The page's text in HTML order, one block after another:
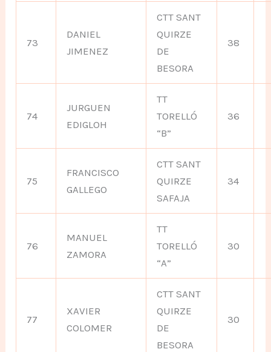
73
DANIEL
JIMENEZ
CTT SANT
QUIRZE
DE
BESORA
38
74
JURGUEN
EDIGLOH
TT
TORELLÓ
“B”
36
75
FRANCISCO
GALLEGO
CTT SANT
QUIRZE
SAFAJA
34
76
MANUEL
ZAMORA
TT
TORELLÓ
“A”
30
77
XAVIER
COLOMER
CTT SANT
QUIRZE
DE
BESORA
30